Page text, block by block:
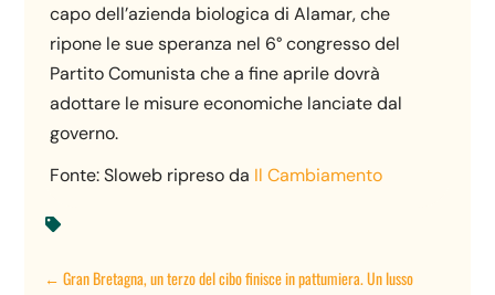
capo dell’azienda biologica di Alamar, che
ripone le sue speranza nel 6° congresso del
Partito Comunista che a fine aprile dovrà
adottare le misure economiche lanciate dal
governo.
Fonte: Sloweb ripreso da Il Cambiamento

←Gran Bretagna, un terzo del cibo finisce in pattumiera. Un lusso